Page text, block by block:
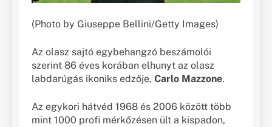
(Photo by Giuseppe Bellini/Getty Images)
Az olasz sajtó egybehangzó beszámolói
szerint 86 éves korában elhunyt az olasz
labdarúgás ikoniks edzője, Carlo Mazzone.
Az egykori hátvéd 1968 és 2006 között több
mint 1000 profi mérkőzésen ült a kispadon,